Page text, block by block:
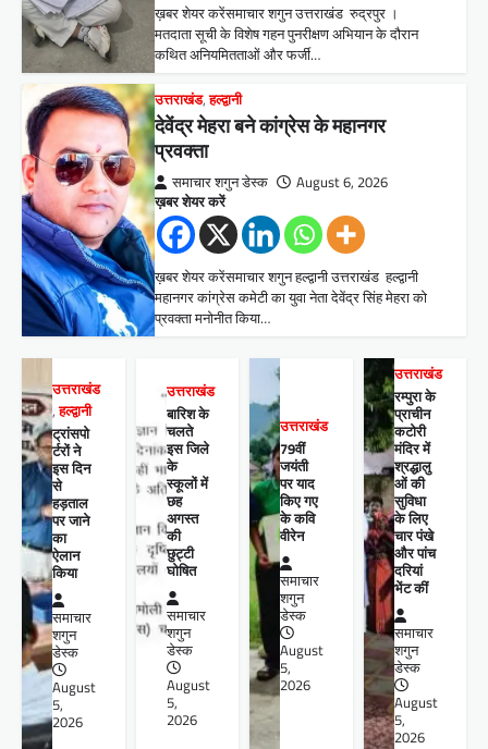
ख़बर शेयर करेंसमाचार शगुन उत्तराखंड रुद्रपुर ।
मतदाता सूची के विशेष गहन पुनरीक्षण अभियान के दौरान
कथित अनियमितताओं और फर्जी…
उत्तराखंड,हल्द्वानी
देवेंद्र मेहरा बने कांग्रेस के महानगर
प्रवक्ता
समाचार शगुन डेस्क August 6, 2026
ख़बर शेयर करें
ख़बर शेयर करेंसमाचार शगुन हल्द्वानी उत्तराखंड हल्द्वानी
महानगर कांग्रेस कमेटी का युवा नेता देवेंद्र सिंह मेहरा को
प्रवक्ता मनोनीत किया…
उत्तराखंड
,हल्द्वानी
ट्रांसपो
र्टरों ने
इस दिन
से
हड़ताल
पर जाने
का
ऐलान
किया
समाचार
शगुन
डेस्क
August
5,
2026
उत्तराखंड
बारिश के
चलते
इस जिले
के
स्कूलों में
छह
अगस्त
की
छुट्टी
घोषित
समाचार
शगुन
डेस्क
August
5,
2026
उत्तराखंड
79वीं
जयंती
पर याद
किए गए
के कवि
वीरेन
समाचार
शगुन
डेस्क
August
5,
2026
उत्तराखंड
रम्पुरा के
प्राचीन
कटोरी
मंदिर में
श्रद्धालु
ओं की
सुविधा
के लिए
चार पंखे
और पांच
दरियां
भेंट कीं
समाचार
शगुन
डेस्क
August
5,
2026